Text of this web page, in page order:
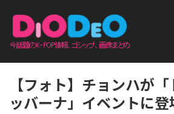
【フォト】チョンハが
ッバーナ」イベントに登